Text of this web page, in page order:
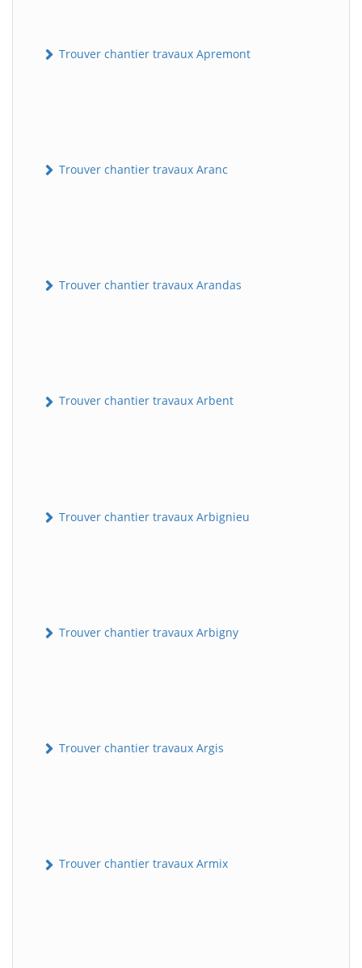
Trouver chantier travaux Apremont
Trouver chantier travaux Aranc
Trouver chantier travaux Arandas
Trouver chantier travaux Arbent
Trouver chantier travaux Arbignieu
Trouver chantier travaux Arbigny
Trouver chantier travaux Argis
Trouver chantier travaux Armix